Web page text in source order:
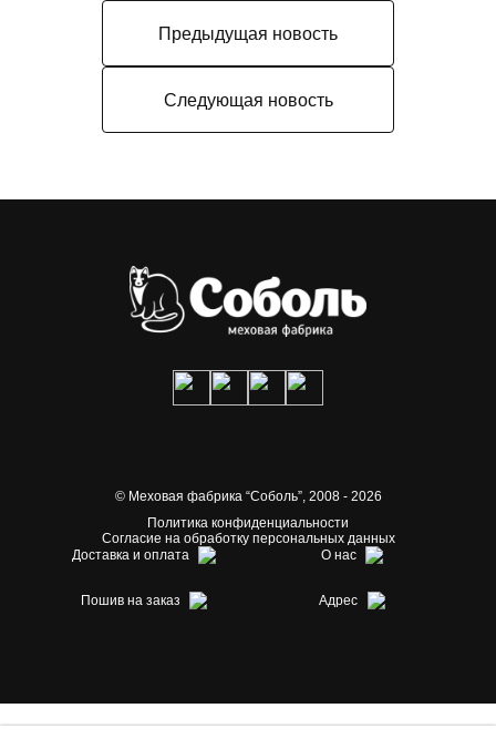
Предыдущая новость
Следующая новость
© Меховая фабрика “Соболь”,2008 - 2026
Политика конфиденциальности
Согласие на обработку персональных данных
Доставка и оплата
О нас
Пошив на заказ Адрес